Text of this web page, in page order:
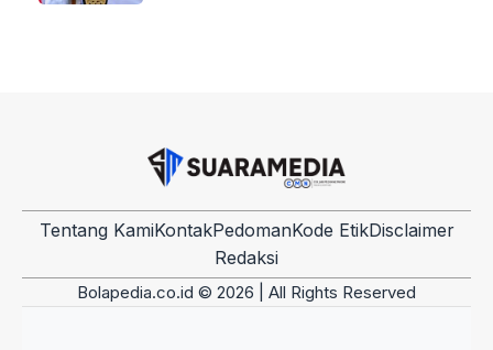
Tentang KamiKontakPedomanKode EtikDisclaimer
Redaksi
Bolapedia.co.id © 2026 | All Rights Reserved